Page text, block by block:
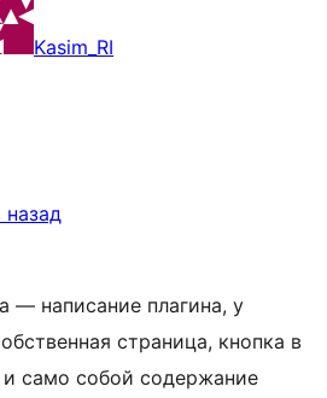
Kasim_RI
назад
— написание плагина, у
страница, кнопка в
само собой содержание